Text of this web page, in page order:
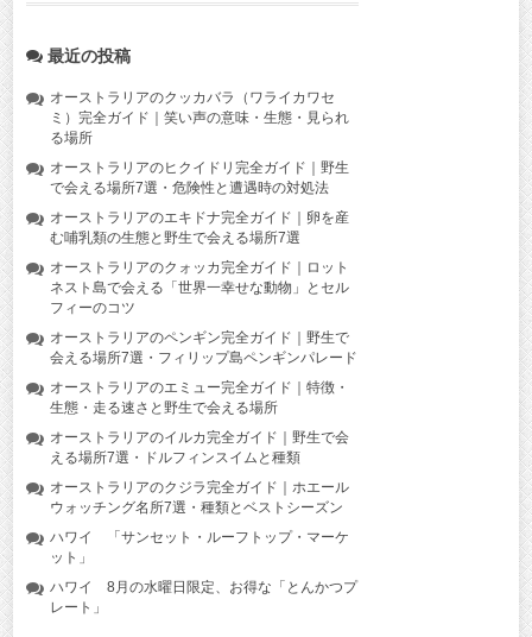
最近の投稿
オーストラリアのクッカバラ（ワライカワセ
ミ）完全ガイド｜笑い声の意味・生態・見られ
る場所
オーストラリアのヒクイドリ完全ガイド｜野生
で会える場所7選・危険性と遭遇時の対処法
オーストラリアのエキドナ完全ガイド｜卵を産
む哺乳類の生態と野生で会える場所7選
オーストラリアのクォッカ完全ガイド｜ロット
ネスト島で会える「世界一幸せな動物」とセル
フィーのコツ
オーストラリアのペンギン完全ガイド｜野生で
会える場所7選・フィリップ島ペンギンパレード
オーストラリアのエミュー完全ガイド｜特徴・
生態・走る速さと野生で会える場所
オーストラリアのイルカ完全ガイド｜野生で会
える場所7選・ドルフィンスイムと種類
オーストラリアのクジラ完全ガイド｜ホエール
ウォッチング名所7選・種類とベストシーズン
ハワイ 「サンセット・ルーフトップ・マーケ
ット」
ハワイ 8月の水曜日限定、お得な「とんかつプ
レート」